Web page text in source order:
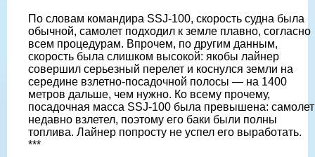
По словам командира SSJ-100, скорость судна была
обычной, самолет подходил к земле плавно, согласно
всем процедурам. Впрочем, по другим данным,
скорость была слишком высокой: якобы лайнер
совершил серьезный перелет и коснулся земли на
середине взлетно-посадочной полосы — на 1400
метров дальше, чем нужно. Ко всему прочему,
посадочная масса SSJ-100 была превышена: самолет
недавно взлетел, поэтому его баки были полны
топлива. Лайнер попросту не успел его выработать.
***